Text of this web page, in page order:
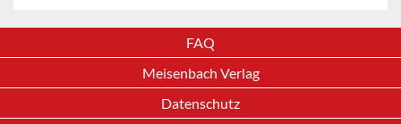
FAQ
Meisenbach Verlag
Datenschutz